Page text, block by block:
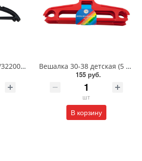
Вешалки 48-50 3 шт/32200/35900/32300/31800,32300/ПБ
Вешалка 30-38 детская (5 шт.)/27500
155 руб.
шт
В корзину